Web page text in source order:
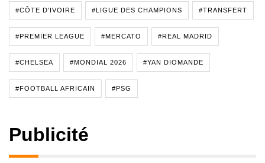
#CÔTE D'IVOIRE #LIGUE DES CHAMPIONS #TRANSFERT
#PREMIER LEAGUE #MERCATO #REAL MADRID
#CHELSEA #MONDIAL 2026 #YAN DIOMANDE
#FOOTBALL AFRICAIN #PSG
Publicité